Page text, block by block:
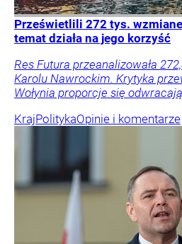
Prześwietlili 272 tys.
temat działa na jego korzyść
Res Futura przeanalizowała
Karolu Nawrockim. Krytyka
Wołynia proporcje się
KrajPolitykaOpinie i komentarze